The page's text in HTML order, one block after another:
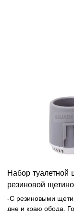
Набор туалетной
резиновой
-С резиновыми
дне и краю обода.